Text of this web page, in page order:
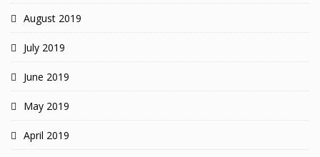
August 2019
July 2019
June 2019
May 2019
April 2019